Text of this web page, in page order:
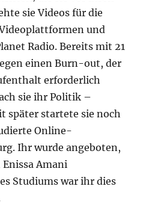
sie Videos für die
und
Radio. Bereits mit 21
einen Burn-out, der
erforderlich
sie ihr Politik –
später startete sie noch
Online-
Ihr wurde angeboten,
Amani
Studiums war ihr dies